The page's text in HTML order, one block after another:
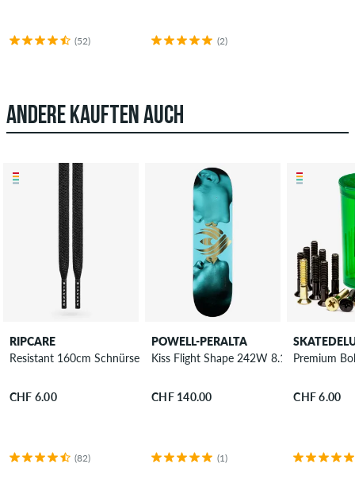
(52) (2)
ANDERE KAUFTEN AUCH
RIPCARE
Resistant 160cm Schnürsenkel
CHF 6.00
(82)
POWELL-PERALTA
Kiss Flight Shape 242W 8.13"
CHF 140.00
(1)
Premium
CHF 6.00